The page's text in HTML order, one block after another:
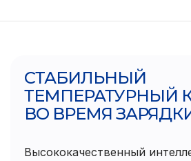
СТАБИЛЬНЫЙ
ТЕМПЕРАТУРНЫЙ
ВО ВРЕМЯ
Высококачественный